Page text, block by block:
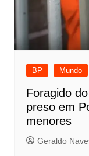
BP Mundo
Foragido
preso em
menores
Geraldo